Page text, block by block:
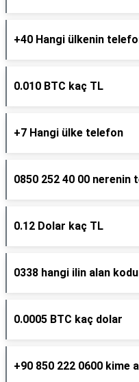
+40 Hangi ülkenin
0.010 BTC kaç TL
+7 Hangi ülke telefon
0850 252 40 00 nerenin
0.12 Dolar kaç TL
0338 hangi ilin alan kodu
0.0005 BTC kaç dolar
+90 850 222 0600 kime